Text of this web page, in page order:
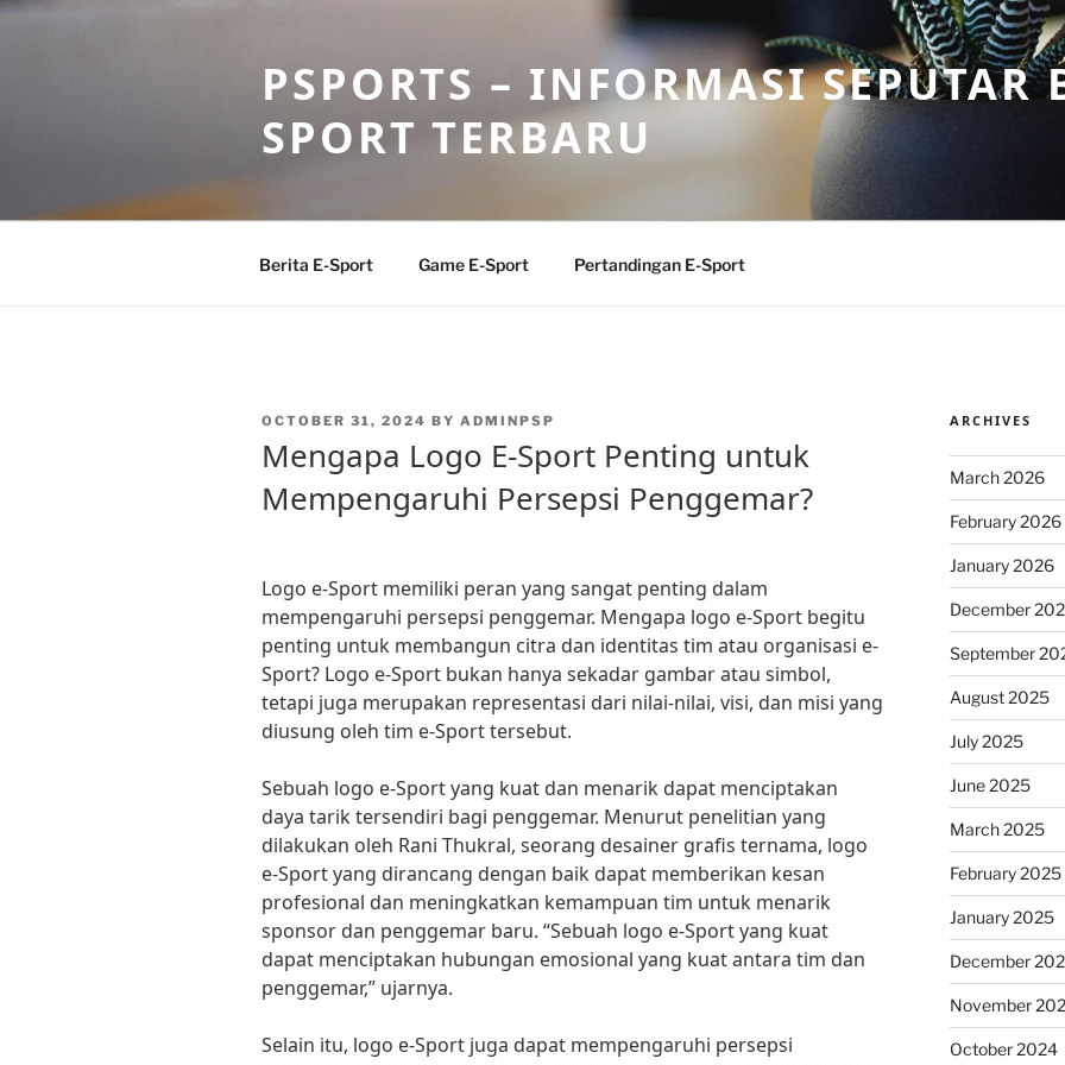
Skip
PSPORTS – INFORMASI SEPUTAR
SPORT TERBARU
Berita E-Sport Game E-Sport Pertandingan E-Sport
POSTED
OCTOBER 31, 2024 BY ADMINPSP
Mengapa Logo E-Sport Penting untuk
Mempengaruhi Persepsi Penggemar?
Logo e-Sport memiliki peran yang sangat penting dalam
mempengaruhi persepsi penggemar. Mengapa logo e-Sport begitu
penting untuk membangun citra dan identitas tim atau organisasi e-
Sport? Logo e-Sport bukan hanya sekadar gambar atau simbol,
tetapi juga merupakan representasi dari nilai-nilai, visi, dan misi yang
diusung oleh tim e-Sport tersebut.
Sebuah logo e-Sport yang kuat dan menarik dapat menciptakan
daya tarik tersendiri bagi penggemar. Menurut penelitian yang
dilakukan oleh Rani Thukral, seorang desainer grafis ternama, logo
e-Sport yang dirancang dengan baik dapat memberikan kesan
profesional dan meningkatkan kemampuan tim untuk menarik
sponsor dan penggemar baru. “Sebuah logo e-Sport yang kuat
dapat menciptakan hubungan emosional yang kuat antara tim dan
penggemar,” ujarnya.
Selain itu, logo e-Sport juga dapat mempengaruhi persepsi
ARCHIVES
March 2026
February 2026
January 2026
December
September
August 2025
July 2025
June 2025
March 2025
February 2025
January 2025
December
November
October 2024